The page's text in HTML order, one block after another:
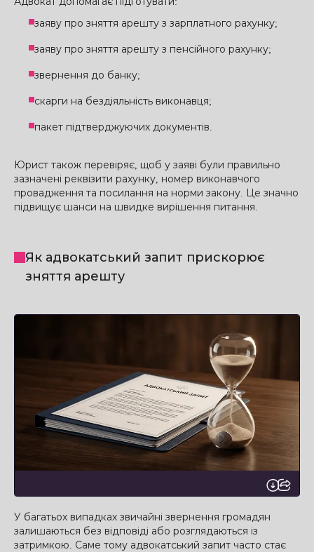
заяву про зняття арешту з зарплатного рахунку;
заяву про зняття арешту з пенсійного рахунку;
звернення до банку;
скарги на бездіяльність виконавця;
пакет підтверджуючих документів.
Юрист також перевіряє, щоб у заяві були правильно
зазначені реквізити рахунку, номер виконавчого
провадження та посилання на норми закону. Це значно
підвищує шанси на швидке вирішення питання.
Як адвокатський запит прискорює
зняття арешту
У багатьох випадках звичайні звернення громадян
залишаються без відповіді або розглядаються із
затримкою. Саме тому адвокатський запит часто стає